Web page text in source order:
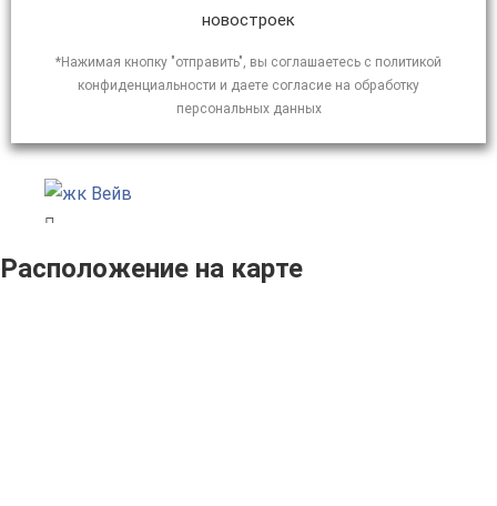
новостроек
*Нажимая кнопку "отправить", вы соглашаетесь с политикой
конфиденциальности и даете согласие на обработку
персональных данных
Расположение на карте